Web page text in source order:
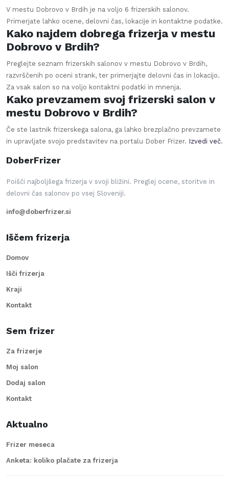
V mestu Dobrovo v Brdih je na voljo 6 frizerskih salonov.
Primerjate lahko ocene, delovni čas, lokacije in kontaktne podatke.
Kako najdem dobrega frizerja v mestu
Dobrovo v Brdih?
Preglejte seznam frizerskih salonov v mestu Dobrovo v Brdih,
razvrščenih po oceni strank, ter primerjajte delovni čas in lokacijo.
Za vsak salon so na voljo kontaktni podatki in mnenja.
Kako prevzamem svoj frizerski salon v
mestu Dobrovo v Brdih?
Če ste lastnik frizerskega salona, ga lahko brezplačno prevzamete
in upravljate svojo predstavitev na portalu Dober Frizer. Izvedi več.
DoberFrizer
Poišči najboljšega frizerja v svoji bližini. Preglej ocene, storitve in
delovni čas salonov po vsej Sloveniji.
info@doberfrizer.si
Iščem frizerja
Domov
Išči frizerja
Kraji
Kontakt
Sem frizer
Za frizerje
Moj salon
Dodaj salon
Kontakt
Aktualno
Frizer meseca
Anketa: koliko plačate za frizerja